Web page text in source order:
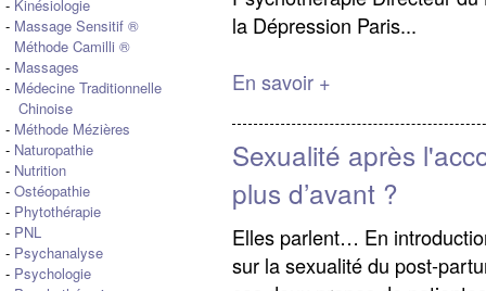
- Kinésiologie
- Massage Sensitif ®
Méthode Camilli ®
- Massages
- Médecine Traditionnelle
Chinoise
- Méthode Mézières
- Naturopathie
- Nutrition
- Ostéopathie
- Phytothérapie
- PNL
- Psychanalyse
- Psychologie
la Dépression Paris...
En savoir +
Sexualité après
plus d’avant ?
Elles parlent… En
sur la sexualité du post-